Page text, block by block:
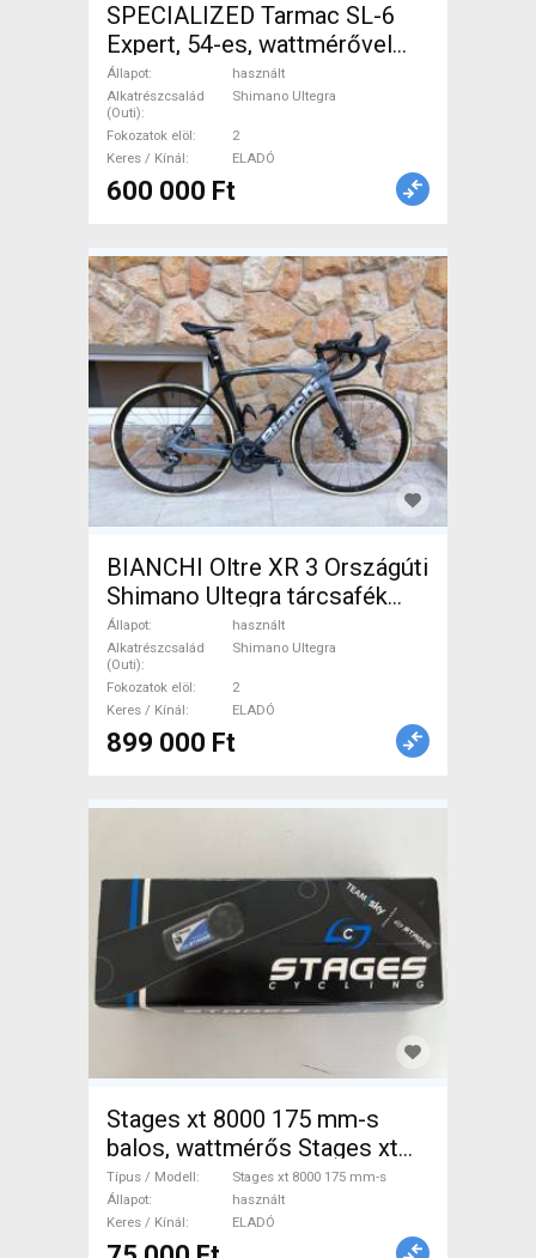
SPECIALIZED Tarmac SL-6
Expert, 54-es, wattmérővel
Országúti Shimano Ultegra
patkófék használt ELADÓ
Állapot
használt
Alkatrészcsalád
(Outi)
Shimano Ultegra
Fokozatok elöl
2
Keres / Kínál
ELADÓ
600 000 Ft
BIANCHI Oltre XR 3 Országúti
Shimano Ultegra tárcsafék
használt ELADÓ
Állapot
használt
Alkatrészcsalád
(Outi)
Shimano Ultegra
Fokozatok elöl
2
Keres / Kínál
ELADÓ
899 000 Ft
Stages xt 8000 175 mm-s
balos, wattmérős Stages xt
8000 175 mm-s Országúti /
Gravel / Triatlon Alkatrész,
Országúti Hajtásrendszer
Típus / Modell
Stages xt 8000 175 mm-s
Állapot
használt
Keres / Kínál
ELADÓ